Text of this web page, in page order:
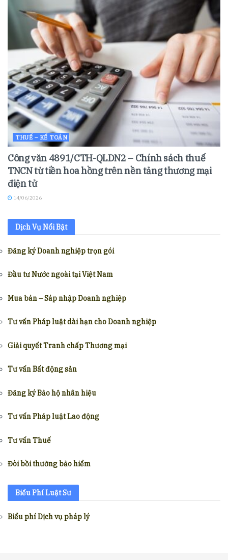
THUẾ – KẾ TOÁN
Công văn 4891/CTH-QLDN2 – Chính sách thuế
TNCN từ tiền hoa hồng trên nền tảng thương mại
điện tử
14/06/2026
Dịch Vụ Nổi Bật
Đăng ký Doanh nghiệp trọn gói
Đầu tư Nước ngoài tại Việt Nam
Mua bán – Sáp nhập Doanh nghiệp
Tư vấn Pháp luật dài hạn cho Doanh nghiệp
Giải quyết Tranh chấp Thương mại
Tư vấn Bất động sản
Đăng ký Bảo hộ nhãn hiệu
Tư vấn Pháp luật Lao động
Tư vấn Thuế
Đòi bồi thường bảo hiểm
Biểu Phí Luật Sư
Biểu phí Dịch vụ pháp lý